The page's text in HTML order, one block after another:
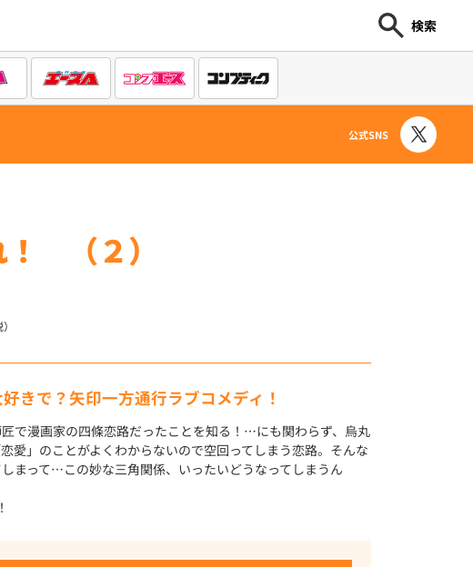
検索
公式SNS
（２）
きで？矢印一方通行ラブコメディ！
で漫画家の四條恋路だったことを知る！…にも関わらず、烏丸
愛」のことがよくわからないので空回ってしまう恋路。そんな
まって…この妙な三角関係、いったいどうなってしまうん